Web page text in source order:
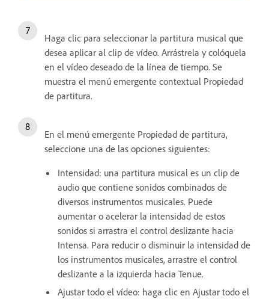
Haga clic para seleccionar la partitura musical que
desea aplicar al clip de vídeo. Arrástrela y colóquela
en el vídeo deseado de la línea de tiempo. Se
muestra el menú emergente contextual Propiedad
de partitura.
En el menú emergente Propiedad de partitura,
seleccione una de las opciones siguientes:
Intensidad: una partitura musical es un clip de
audio que contiene sonidos combinados de
diversos instrumentos musicales. Puede
aumentar o acelerar la intensidad de estos
sonidos si arrastra el control deslizante hacia
Intensa. Para reducir o disminuir la intensidad de
los instrumentos musicales, arrastre el control
deslizante a la izquierda hacia Tenue.
Ajustar todo el vídeo: haga clic en Ajustar todo el